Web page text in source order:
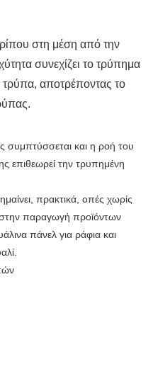
στη μέση από την
συνεχίζει το τρύπημα
αποτρέποντας το
συμπτύσσεται και η ροή του
επιθεωρεί την τρυπημένη
πρακτικά, οπές χωρίς
στην παραγωγή προϊόντων
πάνελ για ράφια και